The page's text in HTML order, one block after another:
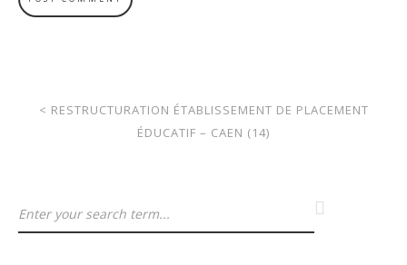
< RESTRUCTURATION ÉTABLISSEMENT DE PLACEMENT
ÉDUCATIF – CAEN (14)